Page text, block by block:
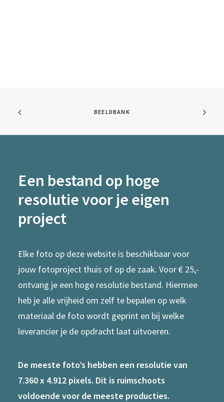
BEELDBANK
Een bestand op hoge
resolutie voor je eigen
project
Elke foto op deze website is beschikbaar voor
jouw fotoproject thuis of op de zaak. Voor € 25,-
ontvang je een hoge resolutie bestand. Hiermee
heb je alle vrijheid om zelf te bepalen op welk
materiaal de foto wordt geprint en bij welke
leverancier je de opdracht laat uitvoeren.
De meeste foto’s hebben een resolutie van
7.360 x 4.912 pixels. Dit is ruimschoots
voldoende voor de meeste producties.